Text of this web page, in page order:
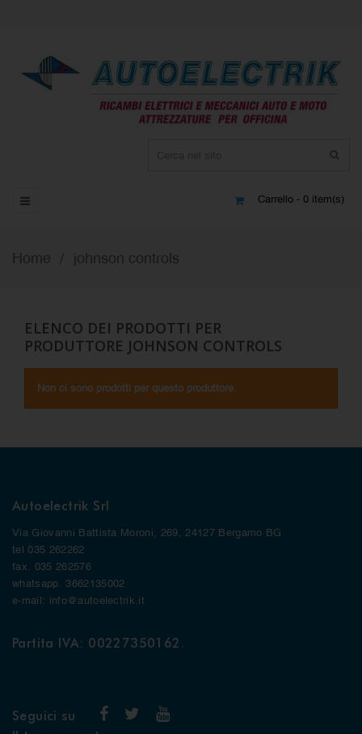
Carrello - 0 item(s)
Home johnson controls
ELENCO DEI PRODOTTI PER
PRODUTTORE JOHNSON CONTROLS
Non ci sono prodotti per questo produttore.
Autoelectrik Srl
Via Giovanni Battista Moroni, 269, 24127 Bergamo BG
tel 035 262262
fax. 035 262576
whatsapp. 3662135002
e-mail: info@autoelectrik.it
Partita IVA: 00227350162.
Seguici su